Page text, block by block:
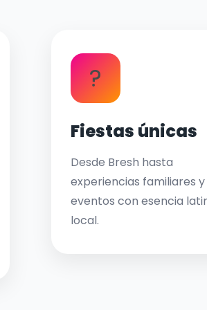
?
Fiestas únicas
Desde Bresh hasta
experiencias familiares y
eventos con esencia
local.